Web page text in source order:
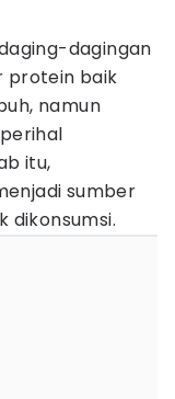
dagingan
protein baik
namun
itu,
sumber
dikonsumsi.